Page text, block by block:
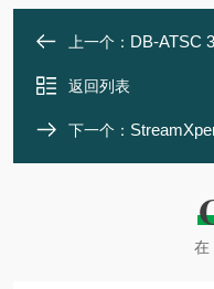
上一个： DB-ATSC
返回列表
下一个：